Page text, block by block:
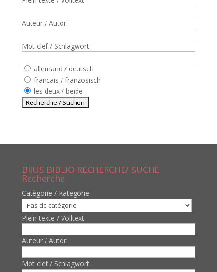
Auteur / Autor:
Mot clef / Schlagwort:
allemand / deutsch
francais / französisch
les deux / beide
BIJUS BIBLIO RECHERCHE/ SUCHE
Recherche
Catègorie / Kategorie:
Plein texte / Volltext:
Auteur / Autor:
Mot clef / Schlagwort: